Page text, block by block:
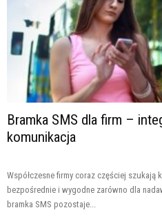
Bramka SMS dla firm –
komunikacja
Współczesne firmy coraz częściej szukają
bezpośrednie i wygodne zarówno dla
bramka SMS pozostaje...